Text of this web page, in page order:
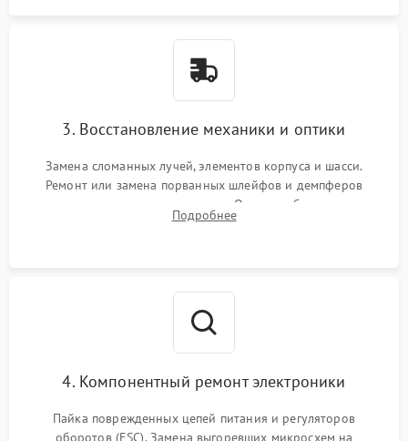
3. Восстановление механики и оптики
Замена сломанных лучей, элементов корпуса и шасси.
Ремонт или замена порванных шлейфов и демпферов
трехосевого подвеса камеры. Очистка объектива,
восстановление механизма фокусировки. Установка новых
Подробнее
4. Компонентный ремонт электроники
Пайка поврежденных цепей питания и регуляторов
оборотов (ESC). Замена выгоревших микросхем на